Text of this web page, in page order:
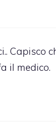
Capisco
il medico.